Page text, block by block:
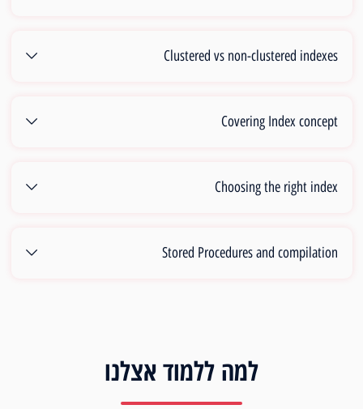
Clustered vs non-clustered indexes
Covering Index concept
Choosing the right index
Stored Procedures and compilation
למה ללמוד אצלנו